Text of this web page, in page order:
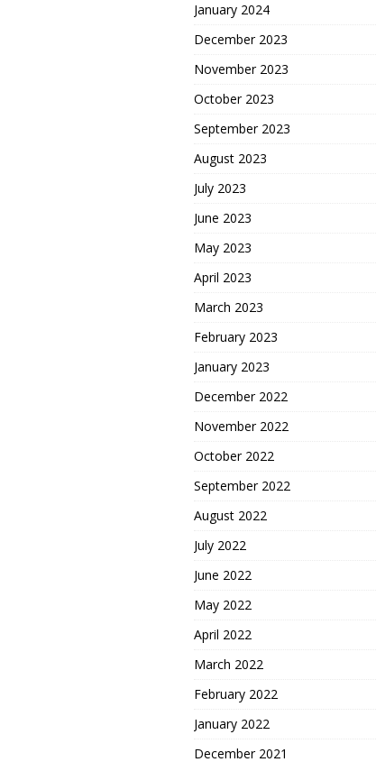
January 2024
December 2023
November 2023
October 2023
September 2023
August 2023
July 2023
June 2023
May 2023
April 2023
March 2023
February 2023
January 2023
December 2022
November 2022
October 2022
September 2022
August 2022
July 2022
June 2022
May 2022
April 2022
March 2022
February 2022
January 2022
December 2021